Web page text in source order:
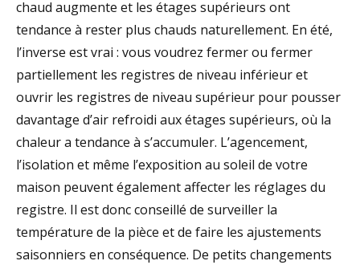
chaud augmente et les étages supérieurs ont
tendance à rester plus chauds naturellement. En été,
l’inverse est vrai : vous voudrez fermer ou fermer
partiellement les registres de niveau inférieur et
ouvrir les registres de niveau supérieur pour pousser
davantage d’air refroidi aux étages supérieurs, où la
chaleur a tendance à s’accumuler. L’agencement,
l’isolation et même l’exposition au soleil de votre
maison peuvent également affecter les réglages du
registre. Il est donc conseillé de surveiller la
température de la pièce et de faire les ajustements
saisonniers en conséquence. De petits changements